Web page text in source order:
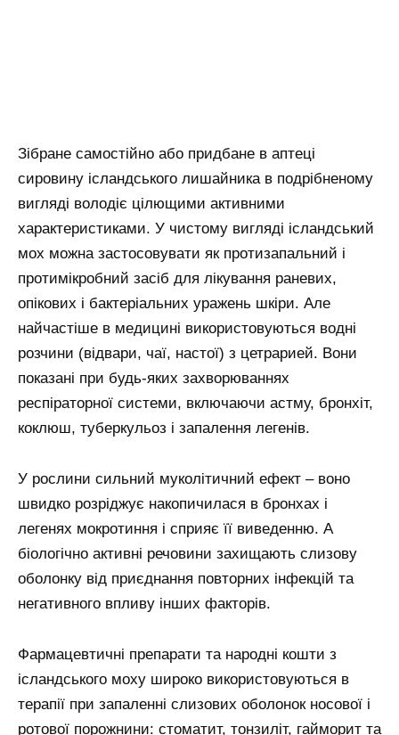
Зібране самостійно або придбане в аптеці
сировину ісландського лишайника в подрібненому
вигляді володіє цілющими активними
характеристиками. У чистому вигляді ісландський
мох можна застосовувати як протизапальний і
протимікробний засіб для лікування раневих,
опікових і бактеріальних уражень шкіри. Але
найчастіше в медицині використовуються водні
розчини (відвари, чаї, настої) з цетрарией. Вони
показані при будь-яких захворюваннях
респіраторної системи, включаючи астму, бронхіт,
коклюш, туберкульоз і запалення легенів.
У рослини сильний муколітичний ефект – воно
швидко розріджує накопичилася в бронхах і
легенях мокротиння і сприяє її виведенню. А
біологічно активні речовини захищають слизову
оболонку від приєднання повторних інфекцій та
негативного впливу інших факторів.
Фармацевтичні препарати та народні кошти з
ісландського моху широко використовуються в
терапії при запаленні слизових оболонок носової і
ротової порожнини: стоматит, тонзиліт, гайморит та